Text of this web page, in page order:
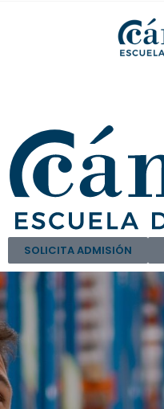
SOLICITA ADMISIÓN